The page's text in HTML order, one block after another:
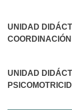
UNIDAD
UNIDAD